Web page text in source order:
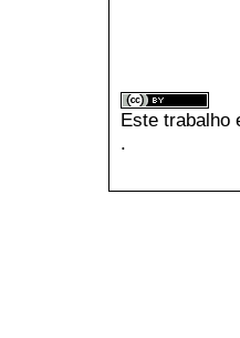
Este trabalho
.